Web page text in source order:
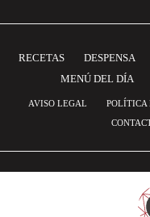
RECETAS DESPENSA
MENÚ DEL DÍA
AVISO LEGAL POLÍTICA